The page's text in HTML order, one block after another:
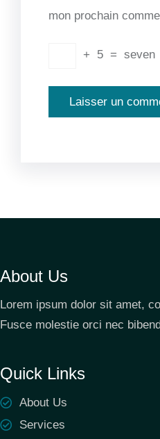
mon prochain
+ 5 = seven
About Us
Lorem ipsum dolor sit amet,
Fusce molestie orci nec
Quick Links
About Us
Services